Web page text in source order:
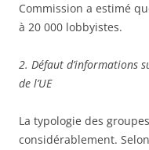
Commission a estimé
à 20 000 lobbyistes.
2. Défaut d’informations
de l’UE
La typologie des
considérablement.